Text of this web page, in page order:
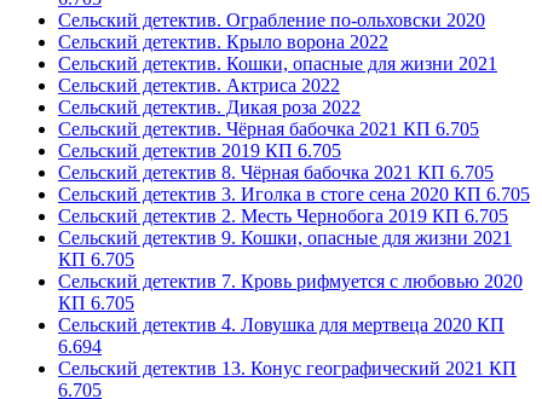
Сельский детектив. Ограбление по-ольховски 2020
Сельский детектив. Крыло ворона 2022
Сельский детектив. Кошки, опасные для жизни 2021
Сельский детектив. Актриса 2022
Сельский детектив. Дикая роза 2022
Сельский детектив. Чёрная бабочка 2021 КП 6.705
Сельский детектив 2019 КП 6.705
Сельский детектив 8. Чёрная бабочка 2021 КП 6.705
Сельский детектив 3. Иголка в стоге сена 2020 КП 6.705
Сельский детектив 2. Месть Чернобога 2019 КП 6.705
Сельский детектив 9. Кошки, опасные для жизни 2021
КП 6.705
Сельский детектив 7. Кровь рифмуется с любовью 2020
КП 6.705
Сельский детектив 4. Ловушка для мертвеца 2020 КП
6.694
Сельский детектив 13. Конус географический 2021 КП
6.705